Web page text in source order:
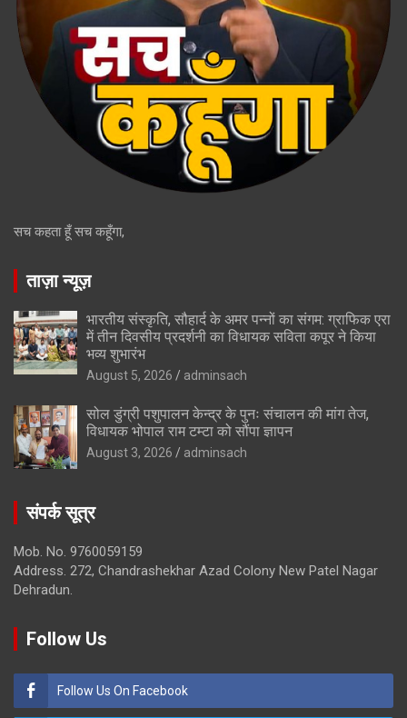
सच कहता हूँ सच कहूँगा,
ताज़ा न्यूज़
भारतीय संस्कृति, सौहार्द के अमर पन्नों का संगम: ग्राफिक एरा
में तीन दिवसीय प्रदर्शनी का विधायक सविता कपूर ने किया
भव्य शुभारंभ
August 5, 2026 adminsach
सोल डुंग्री पशुपालन केन्द्र के पुनः संचालन की मांग तेज,
विधायक भोपाल राम टम्टा को सौंपा ज्ञापन
August 3, 2026 adminsach
संपर्क सूत्र
Mob. No. 9760059159
Address. 272, Chandrashekhar Azad Colony New Patel Nagar
Dehradun.
Follow Us
Follow Us On Facebook